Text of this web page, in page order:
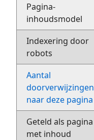
Pagina-
inhoudsmodel
Indexering door
robots
Aantal
doorverwijzingen
naar deze pagina
Geteld als pagina
met inhoud